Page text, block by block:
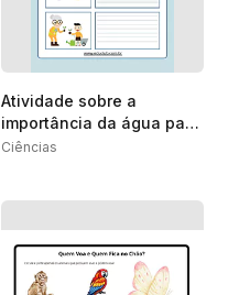
Atividade sobre a
importância da água para
2º ano
Ciências